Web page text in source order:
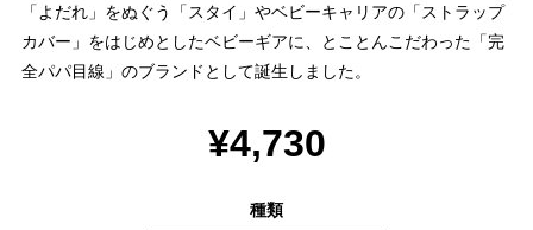
「よだれ」をぬぐう「スタイ」やベビーキャリアの「ストラップ
カバー」をはじめとしたベビーギアに、とことんこだわった「完
全パパ目線」のブランドとして誕生しました。
¥4,730
種類